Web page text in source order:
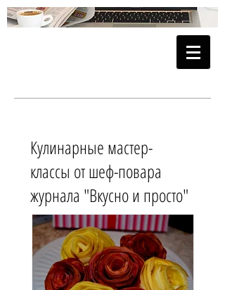
Кулинарные мастер-
классы от шеф-повара
журнала "Вкусно и просто"